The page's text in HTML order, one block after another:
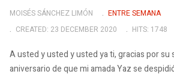
MOISÉS SÁNCHEZ LIMÓN
ENTRE SEMANA
CREATED: 23 DECEMBER 2020
HITS: 1748
A usted y usted y usted ya ti, gracias por su
aniversario de que mi amada Yaz se